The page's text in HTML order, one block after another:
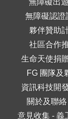
無障礙出遊
無障礙認證
夥伴贊助
社區合作
生命天使捐
FG 團隊及
資訊科技開
關於及聯
意見收集 -義